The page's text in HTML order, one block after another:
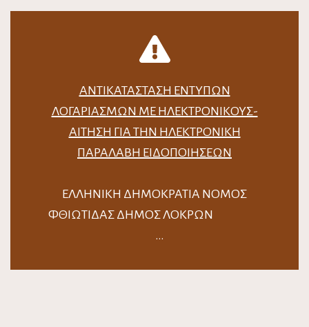
ΑΝΤΙΚΑΤΆΣΤΑΣΗ ΈΝΤΥΠΩΝ
ΛΟΓΑΡΙΑΣΜΏΝ ΜΕ ΗΛΕΚΤΡΟΝΙΚΟΎΣ-
ΑΊΤΗΣΗ ΓΙΑ ΤΗΝ ΗΛΕΚΤΡΟΝΙΚΉ
ΠΑΡΑΛΑΒΉ ΕΙΔΟΠΟΙΉΣΕΩΝ
ΕΛΛΗΝΙΚΗ ΔΗΜΟΚΡΑΤΙΑ ΝΟΜΟΣ
ΦΘΙΩΤΙΔΑΣ ΔΗΜΟΣ ΛΟΚΡΩΝ
…